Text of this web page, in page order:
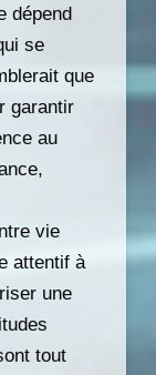
dépend
se
que
garantir
au
vie
attentif à
une
tout